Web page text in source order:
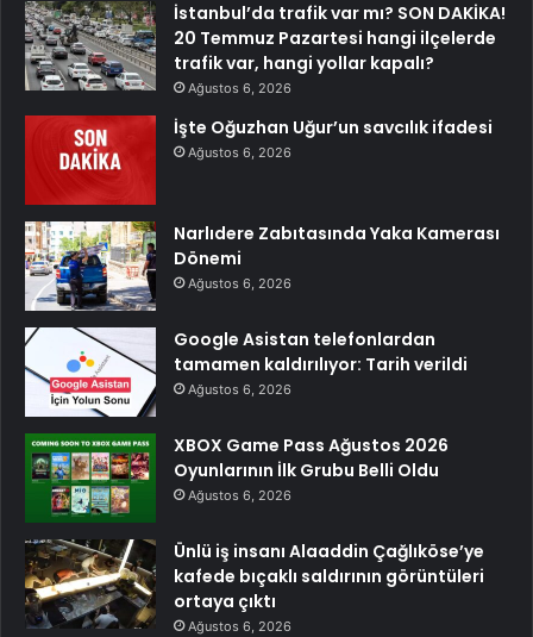
İstanbul’da trafik var mı? SON DAKİKA!
20 Temmuz Pazartesi hangi ilçelerde
trafik var, hangi yollar kapalı?
Ağustos 6, 2026
İşte Oğuzhan Uğur’un savcılık ifadesi
Ağustos 6, 2026
Narlıdere Zabıtasında Yaka Kamerası
Dönemi
Ağustos 6, 2026
Google Asistan telefonlardan
tamamen kaldırılıyor: Tarih verildi
Ağustos 6, 2026
XBOX Game Pass Ağustos 2026
Oyunlarının İlk Grubu Belli Oldu
Ağustos 6, 2026
Ünlü iş insanı Alaaddin Çağlıköse’ye
kafede bıçaklı saldırının görüntüleri
ortaya çıktı
Ağustos 6, 2026